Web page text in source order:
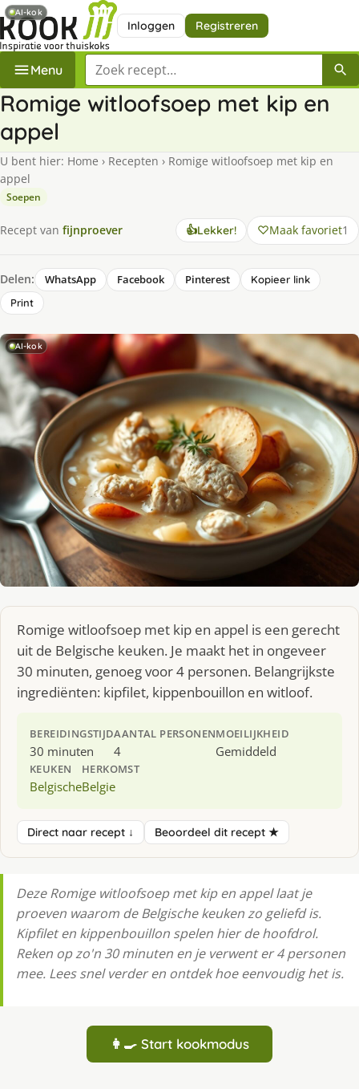
Inloggen Registreren
Menu Zoek een recept
Romige witloofsoep met kip en
appel
U bent hier: Home › Recepten › Romige witloofsoep met kip en
appel
Soepen
Recept van fijnproever 👍Lekker! Maak favoriet1
Delen: WhatsApp Facebook Pinterest
Kopieer link
Print
AI-kok
Romige witloofsoep met kip en appel is een gerecht
uit de Belgische keuken. Je maakt het in ongeveer
30 minuten, genoeg voor 4 personen. Belangrijkste
ingrediënten: kipfilet, kippenbouillon en witloof.
BEREIDINGSTIJD
30 minuten
AANTAL PERSONEN
4
MOEILIJKHEID
Gemiddeld
KEUKEN
Belgische
HERKOMST
Belgie
Direct naar recept ↓ Beoordeel dit recept ★
Deze Romige witloofsoep met kip en appel laat je
proeven waarom de Belgische keuken zo geliefd is.
Kipfilet en kippenbouillon spelen hier de hoofdrol.
Reken op zo'n 30 minuten en je verwent er 4 personen
mee. Lees snel verder en ontdek hoe eenvoudig het is.
👩‍🍳 Start kookmodus
AI-kok